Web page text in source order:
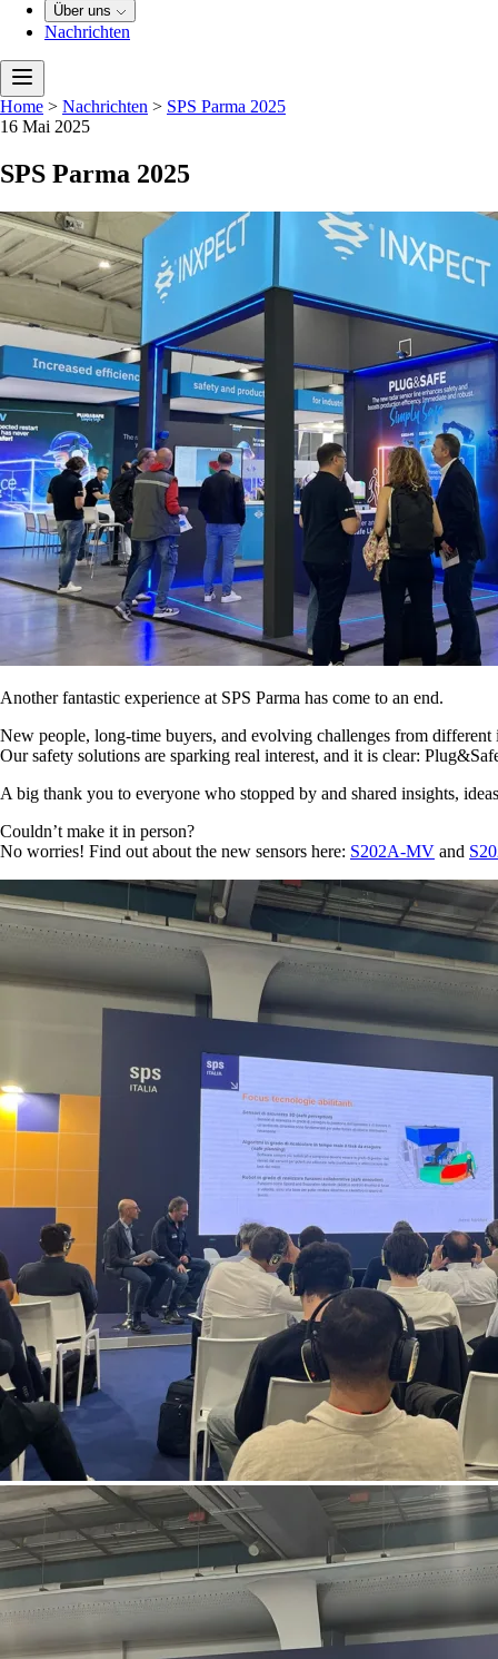
Über uns
Nachrichten
Home > Nachrichten > SPS Parma 2025
16 Mai 2025
SPS Parma 2025
Another fantastic experience at SPS Parma has come to an end.
New people, long-time buyers, and evolving challenges from
Our safety solutions are sparking real interest, and it is clear:
A big thank you to everyone who stopped by and shared insights,
Couldn’t make it in person?
No worries! Find out about the new sensors here: S202A-MV and